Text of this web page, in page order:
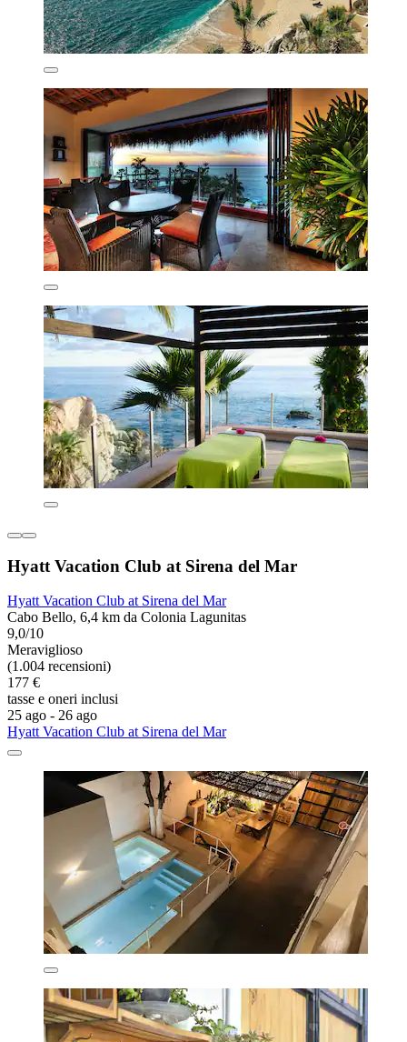
Hyatt Vacation Club at Sirena del Mar
Hyatt Vacation Club at Sirena del Mar
Cabo Bello, 6,4 km da Colonia Lagunitas
9,0/10
Meraviglioso
(1.004 recensioni)
177 €
tasse e oneri inclusi
25 ago - 26 ago
Hyatt Vacation Club at Sirena del Mar